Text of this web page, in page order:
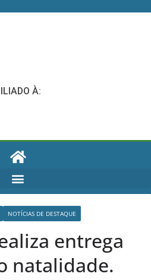
À:
NOTÍCIAS DE DESTAQUE
entrega
natalidade.